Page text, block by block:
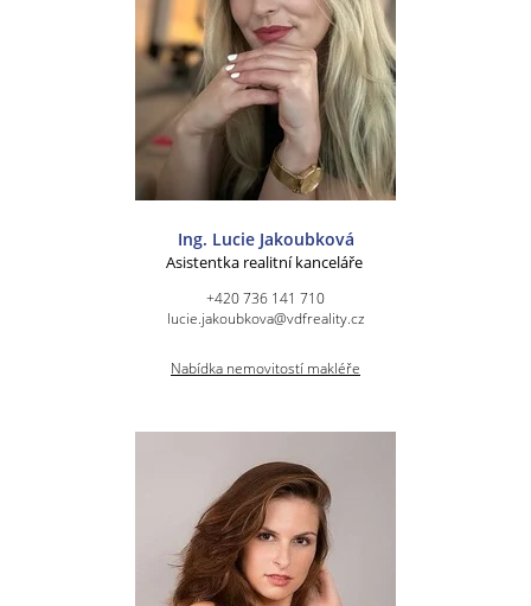
Ing. Lucie Jakoubková
Asistentka realitní kanceláře
+420 736 141 710
lucie.jakoubkova@vdfreality.cz
Nabídka nemovitostí makléře